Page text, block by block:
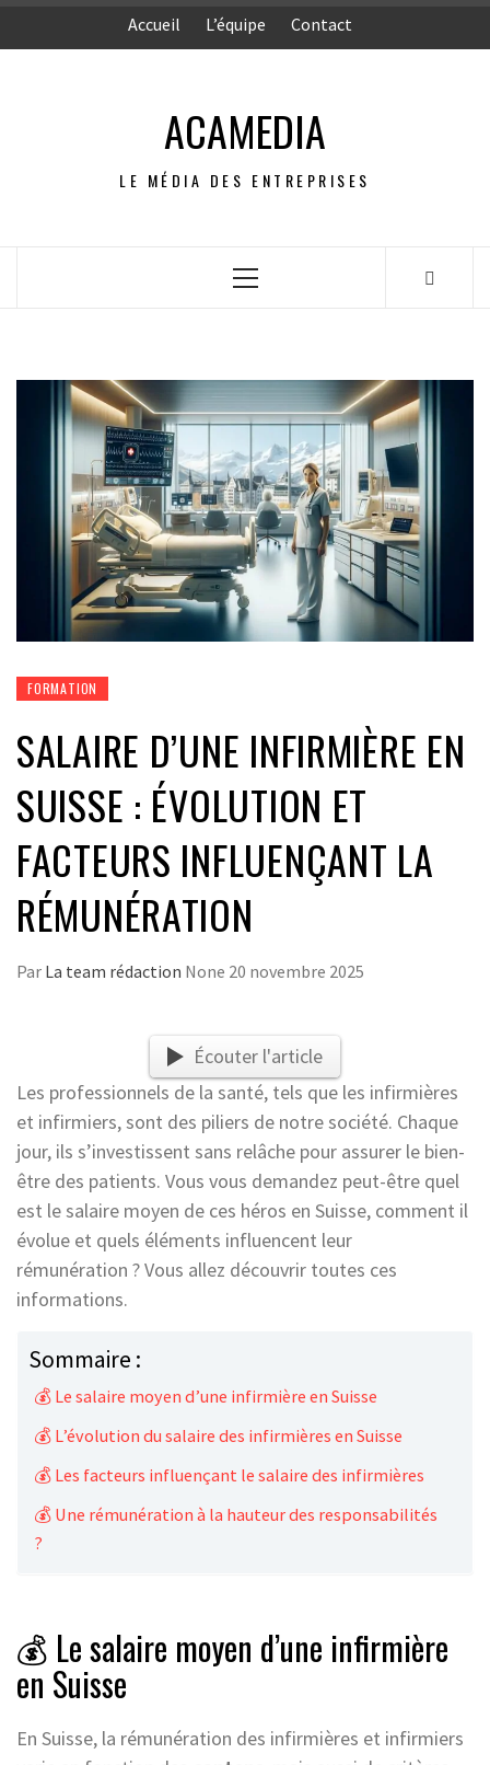
Accueil L’équipe Contact
ACAMEDIA
LE MÉDIA DES ENTREPRISES
Menu
FORMATION
SALAIRE D’UNE INFIRMIÈRE EN
SUISSE : ÉVOLUTION ET
FACTEURS INFLUENÇANT LA
RÉMUNÉRATION
Par La team rédaction None 20 novembre 2025
Écouter l'article
Les professionnels de la santé, tels que les infirmières
et infirmiers, sont des piliers de notre société. Chaque
jour, ils s’investissent sans relâche pour assurer le bien-
être des patients. Vous vous demandez peut-être quel
est le salaire moyen de ces héros en Suisse, comment il
évolue et quels éléments influencent leur
rémunération ? Vous allez découvrir toutes ces
informations.
Sommaire :
💰 Le salaire moyen d’une infirmière en Suisse
💰 L’évolution du salaire des infirmières en Suisse
💰 Les facteurs influençant le salaire des infirmières
💰 Une rémunération à la hauteur des responsabilités
?
💰 Le salaire moyen d’une infirmière
en Suisse
En Suisse, la rémunération des infirmières et infirmiers